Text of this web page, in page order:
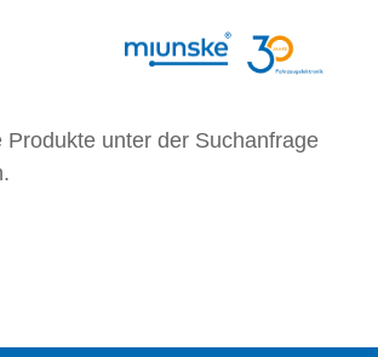
Produkte unter der Suchanfrage